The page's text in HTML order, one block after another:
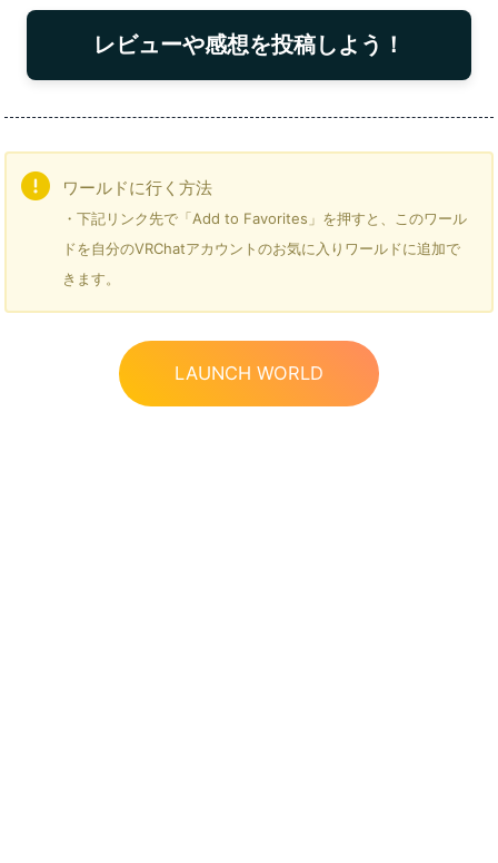
レビューや感想を投稿しよう！
ワールドに行く方法
・下記リンク先で「Add to Favorites」を押すと、このワール
ドを自分のVRChatアカウントのお気に入りワールドに追加で
きます。
LAUNCH WORLD